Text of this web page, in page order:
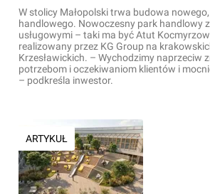
W stolicy Małopolski trwa budowa
handlowego. Nowoczesny park handlowy
usługowymi – taki ma być Atut
realizowany przez KG Group na
Krzesławickich. – Wychodzimy naprzeciw
potrzebom i oczekiwaniom klientów i
– podkreśla inwestor.
ARTYKUŁ